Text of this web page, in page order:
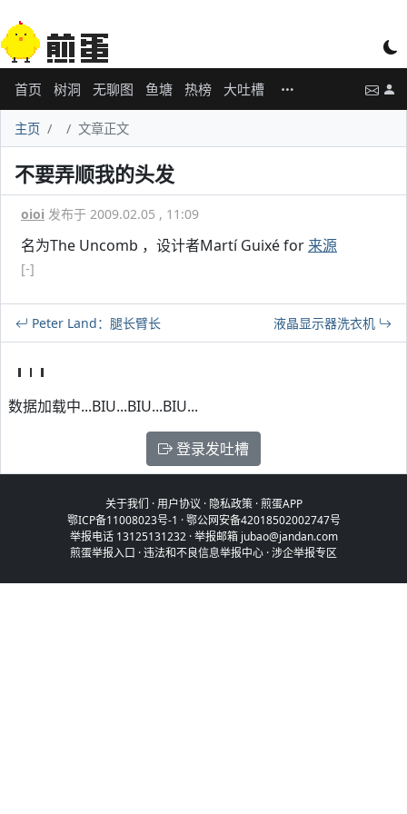
首页 树洞 无聊图 鱼塘 热榜 大吐槽
主页 文章正文
不要弄顺我的头发
oioi 发布于 2009.02.05 , 11:09
名为The Uncomb ，设计者Martí Guixé for 来源
[-]
Peter Land：腿长臂长 液晶显示器洗衣机
数据加载中...BIU...BIU...BIU...
登录发吐槽
关于我们 ·用户协议 · 隐私政策·煎蛋APP
鄂ICP备11008023号-1 ·鄂公网安备42018502002747号
举报电话 13125131232 · 举报邮箱 jubao@jandan.com
煎蛋举报入口 ·违法和不良信息举报中心 ·涉企举报专区